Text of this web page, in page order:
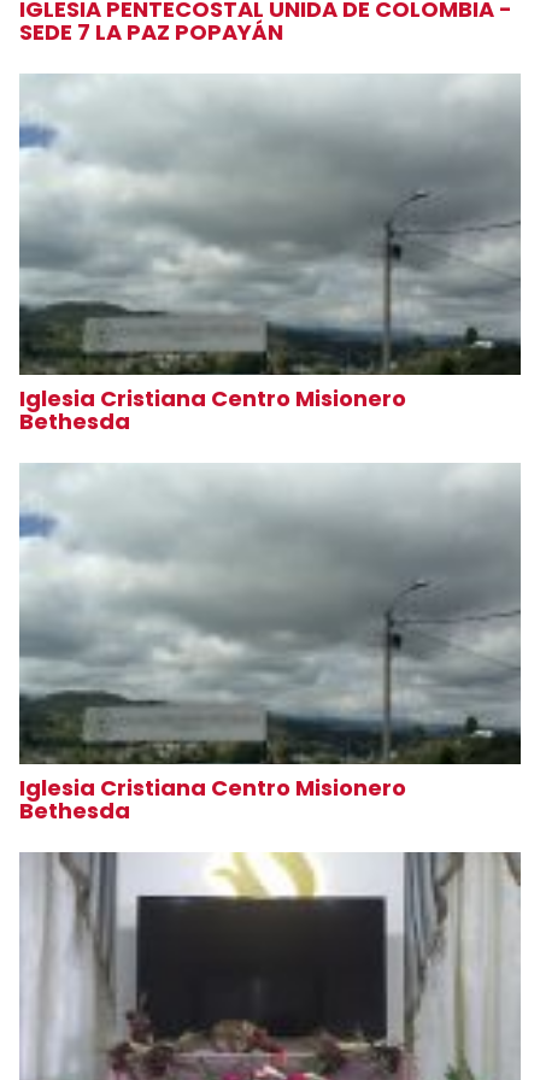
IGLESIA PENTECOSTAL UNIDA DE COLOMBIA -
SEDE 7 LA PAZ POPAYÁN
Iglesia Cristiana Centro Misionero
Bethesda
Iglesia Cristiana Centro Misionero
Bethesda